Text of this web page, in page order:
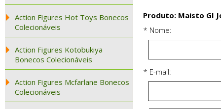
Action Figures Hot Toys Bonecos
Colecionáveis
Action Figures Kotobukiya
Bonecos Colecionáveis
Action Figures Mcfarlane Bonecos
Colecionáveis
Produto: Maisto GI
* Nome:
* E-mail: